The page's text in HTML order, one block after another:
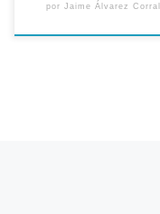
por Jaime Álvarez Corral